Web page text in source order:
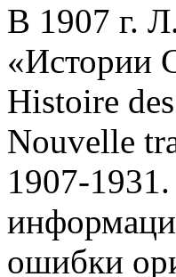
В 1907 г.
«Истории
Histoire
Nouvelle
1907-
ошибки